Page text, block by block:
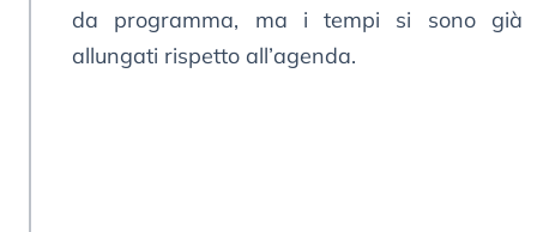
da programma, ma i tempi si sono già
allungati rispetto all’agenda.